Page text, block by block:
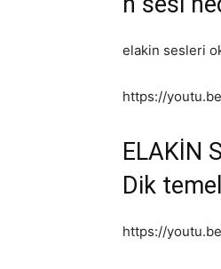
elakin sesleri
https://
ELAKİN
Dik
https://